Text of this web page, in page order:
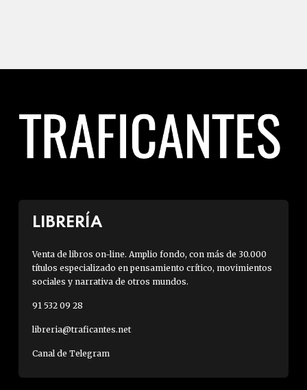
LIBRERÍA
Venta de libros on-line. Amplio fondo, con más de 30.000
títulos especializado en pensamiento crítico, movimientos
sociales y narrativa de otros mundos.
91 532 09 28
libreria@traficantes.net
Canal de Telegram